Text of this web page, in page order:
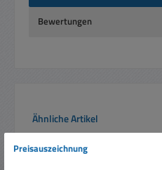
Bewertungen
Produktgalerie überspringen
Ähnliche Artikel
%Rabatt
Preisauszeichnung